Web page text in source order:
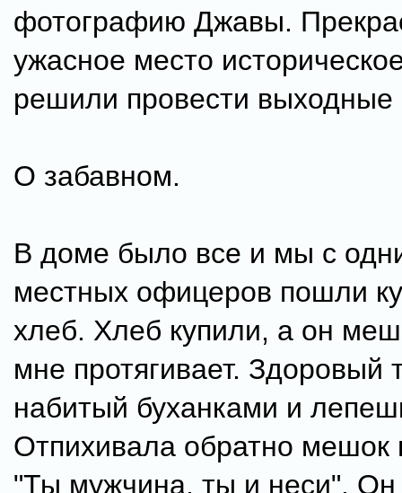
фотографию Джавы.
ужасное место
решили провести выходные
О забавном.
В доме было все и мы с
местных офицеров пошли
хлеб. Хлеб купили, а он
мне протягивает. Здоровый
набитый буханками и
Отпихивала обратно мешок
"Ты мужчина, ты и неси".